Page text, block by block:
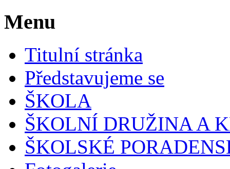
Menu
Titulní stránka
Představujeme se
ŠKOLA
ŠKOLNÍ DRUŽINA A
ŠKOLSKÉ